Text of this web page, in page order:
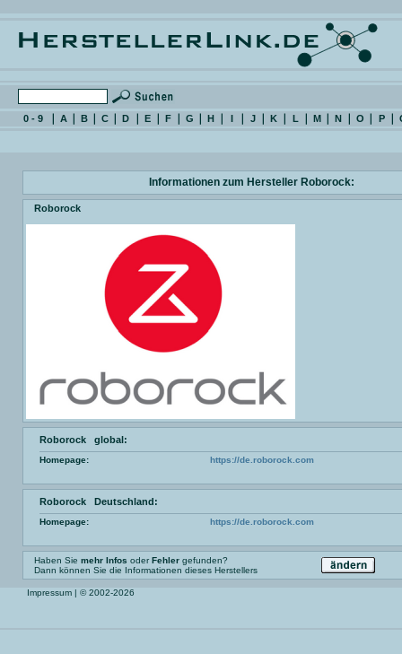
0 - 9 A B C D E F G H I J K L M N O P
Informationen zum Hersteller Roborock:
Roborock
Roborock global:
Homepage: https://de.roborock.com
Roborock Deutschland:
Homepage: https://de.roborock.com
Haben Sie mehr Infos oderFehler gefunden?
Dann können Sie die Informationen dieses Herstellers
Impressum | © 2002-2026